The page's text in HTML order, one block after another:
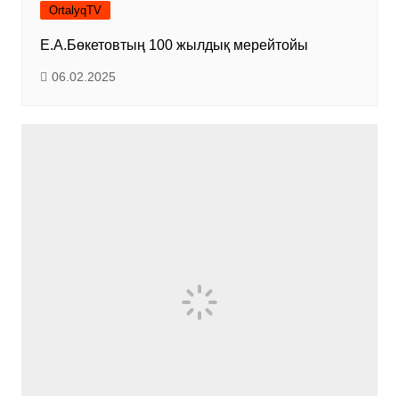
OrtalyqTV
Е.А.Бөкетовтың 100 жылдық мерейтойы
06.02.2025